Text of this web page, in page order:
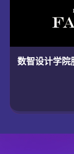
数智设计学院